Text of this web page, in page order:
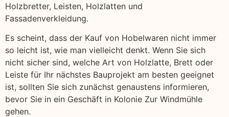
Holzbretter, Leisten, Holzlatten und
Fassadenverkleidung.
Es scheint, dass der Kauf von Hobelwaren nicht immer
so leicht ist, wie man vielleicht denkt. Wenn Sie sich
nicht sicher sind, welche Art von Holzlatte, Brett oder
Leiste für Ihr nächstes Bauprojekt am besten geeignet
ist, sollten Sie sich zunächst genaustens informieren,
bevor Sie in ein Geschäft in Kolonie Zur Windmühle
gehen.